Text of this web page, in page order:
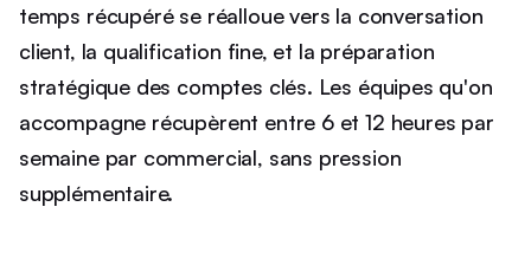
temps récupéré se réalloue vers la conversation
client, la qualification fine, et la préparation
stratégique des comptes clés. Les équipes qu'on
accompagne récupèrent entre 6 et 12 heures par
semaine par commercial, sans pression
supplémentaire.